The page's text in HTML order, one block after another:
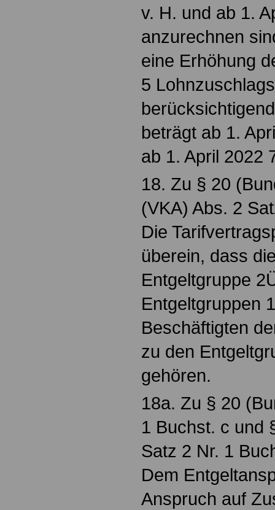
v. H. und ab 1.
anzurechnen
eine Erhöhung
5
beträgt ab 1.
ab 1. April 2022
18. Zu § 20
(VKA) Abs. 2
Die
überein, dass
Entgeltgruppe
Entgeltgruppen
Beschäftigten
zu den
gehören.
18a. Zu § 20
1 Buchst. c und
Satz 2 Nr. 1
Dem
Anspruch auf